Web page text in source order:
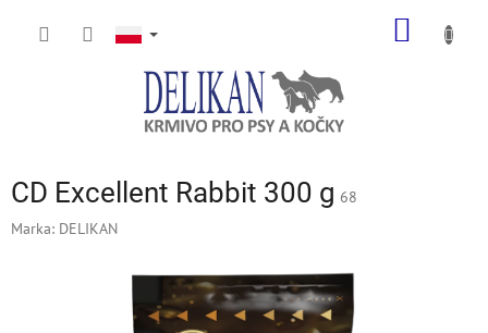
CD Excellent Rabbit 300 g 68
Marka: DELIKAN